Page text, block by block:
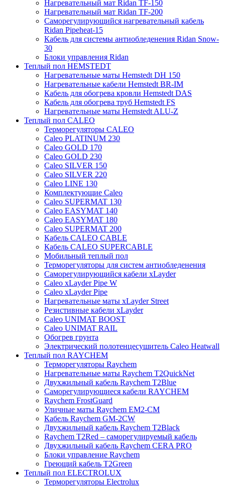
Нагревательный мат Ridan TF-150
Нагревательный мат Ridan TF-200
Саморегулирующийся нагревательный кабель
Ridan Pipeheat-15
Кабель для системы антиобледенения Ridan Snow-
30
Блоки управления Ridan
Теплый пол HEMSTEDT
Нагревательные маты Hemstedt DH 150
Нагревательные кабели Hemstedt BR-IM
Кабель для обогрева кровли Hemstedt DAS
Кабель для обогрева труб Hemstedt FS
Нагревательные маты Hemstedt ALU-Z
Теплый пол CALEO
Терморегуляторы CALEO
Caleo PLATINUM 230
Caleo GOLD 170
Caleo GOLD 230
Caleo SILVER 150
Caleo SILVER 220
Caleo LINE 130
Комплектующие Caleo
Caleo SUPERMAT 130
Caleo EASYMAT 140
Caleo EASYMAT 180
Caleo SUPERMAT 200
Кабель CALEO CABLE
Кабель CALEO SUPERCABLE
Мобильный теплый пол
Терморегуляторы для систем антиобледенения
Саморегулирующийся кабели xLayder
Caleo xLayder Pipe W
Caleo xLayder Pipe
Нагревательные маты xLayder Street
Резистивные кабели xLayder
Caleo UNIMAT BOOST
Caleo UNIMAT RAIL
Обогрев грунта
Электрический полотенцесушитель Caleo Heatwall
Теплый пол RAYCHEM
Терморегуляторы Raychem
Нагревательные маты Raychem T2QuickNet
Двухжильный кабель Raychem T2Blue
Саморегулирующиеся кабели RAYCHEM
Raychem FrostGuard
Уличные маты Raychem EM2-CM
Кабель Raychem GM-2CW
Двухжильный кабель Raychem T2Black
Raychem T2Red – саморегулируемый кабель
Двухжильный кабель Raychem CERA PRO
Блоки управление Raychem
Греющий кабель T2Green
Теплый пол ELECTROLUX
Терморегуляторы Electrolux